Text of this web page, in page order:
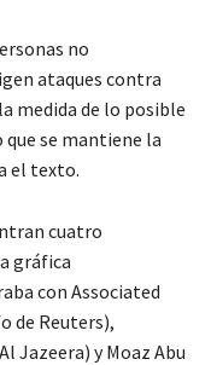
no
ataques contra
medida de lo posible
se mantiene la
el texto.
cuatro
gráfica
con Associated
de Reuters),
Jazeera) y Moaz Abu